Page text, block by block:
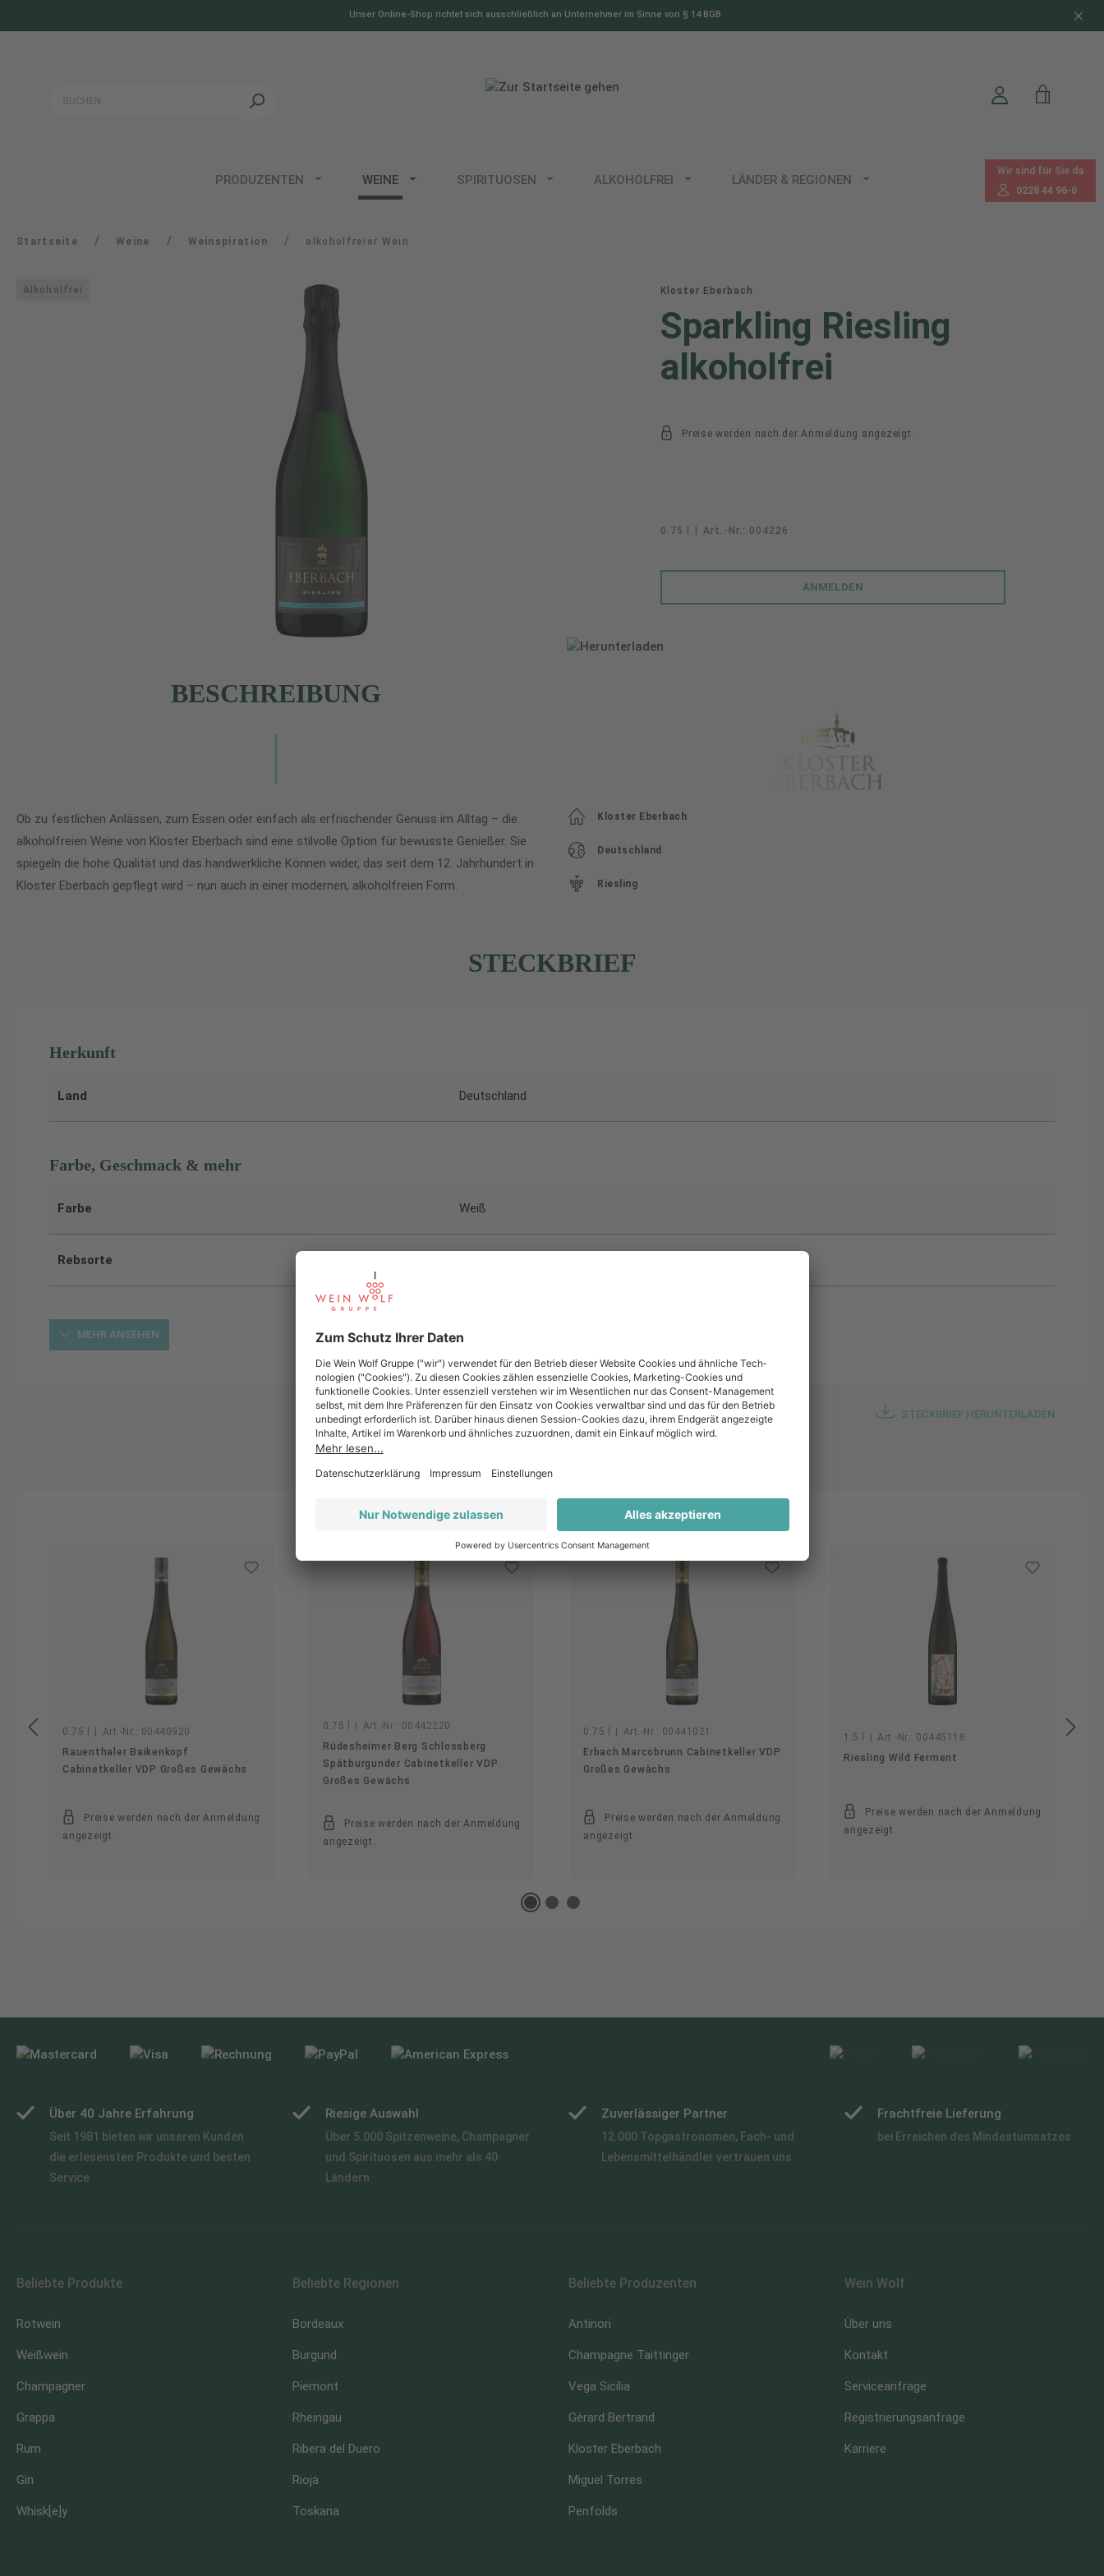
Unser Online-Shop richtet sich ausschließlich an Unternehmer im Sinne von § 14 BGB
PRODUZENTEN WEINE SPIRITUOSEN ALKOHOLFREI LÄNDER & REGIONEN
Wir sind für Sie da
0228 44 96-0
Startseite / Weine / Weinspiration / alkoholfreier Wein
Alkoholfrei Kloster Eberbach
Sparkling Riesling
alkoholfrei
Preise werden nach der Anmeldung angezeigt.
0.75 l Art.-Nr.: 004226
ANMELDEN
BESCHREIBUNG
Ob zu festlichen Anlässen, zum Essen oder einfach als erfrischender Genuss im Alltag – die
alkoholfreien Weine von Kloster Eberbach sind eine stilvolle Option für bewusste Genießer. Sie
spiegeln die hohe Qualität und das handwerkliche Können wider, das seit dem 12. Jahrhundert in
Kloster Eberbach gepflegt wird – nun auch in einer modernen, alkoholfreien Form.
Kloster Eberbach
Deutschland
Riesling
STECKBRIEF
Herkunft
Land Deutschland
Farbe, Geschmack & mehr
Farbe Weiß
Rebsorte
MEHR ANSEHEN
STECKBRIEF HERUNTERLADEN
Weitere Artikel des Produzenten
0.75 l Art.-Nr.: 00440920
Rauenthaler Baikenkopf
Cabinetkeller VDP Großes Gewächs
Preise werden nach der Anmeldung
angezeigt.
0.75 l Art.-Nr.: 00442220
Rüdesheimer Berg Schlossberg
Spätburgunder Cabinetkeller VDP
Großes Gewächs
Preise werden nach der Anmeldung
angezeigt.
0.75 l Art.-Nr.: 00441021
Erbach Marcobrunn Cabinetkeller VDP
Großes Gewächs
Preise werden nach der Anmeldung
angezeigt.
1.5 l Art.-Nr.: 00445118
Riesling Wild Ferment
Preise werden nach der Anmeldung
angezeigt.
Über 40 Jahre Erfahrung
Seit 1981 bieten wir unseren Kunden
die erlesensten Produkte und besten
Service
Riesige Auswahl
Über 5.000 Spitzenweine, Champagner
und Spirituosen aus mehr als 40
Ländern
Zuverlässiger Partner
12.000 Topgastronomen, Fach- und
Lebensmittelhändler vertrauen uns
Frachtfreie Lieferung
bei Erreichen des Mindestumsatzes
Beliebte Produkte
Rotwein
Weißwein
Champagner
Grappa
Rum
Gin
Whisk[e]y
Beliebte Regionen
Bordeaux
Burgund
Piemont
Rheingau
Ribera del Duero
Rioja
Toskana
Beliebte Produzenten
Antinori
Champagne Taittinger
Vega Sicilia
Gérard Bertrand
Kloster Eberbach
Miguel Torres
Penfolds
Wein Wolf
Über uns
Kontakt
Serviceanfrage
Registrierungsanfrage
Karriere